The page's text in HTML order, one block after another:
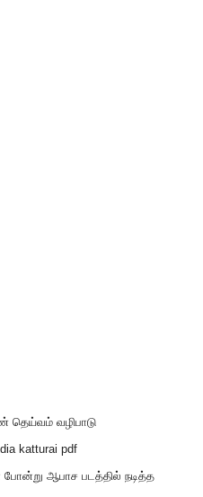
தெய்வம் வழிபாடு
katturai pdf
ஆபாச படத்தில் நடித்த